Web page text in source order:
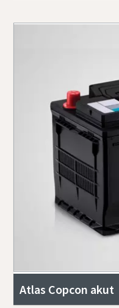
Atlas Copcon akut